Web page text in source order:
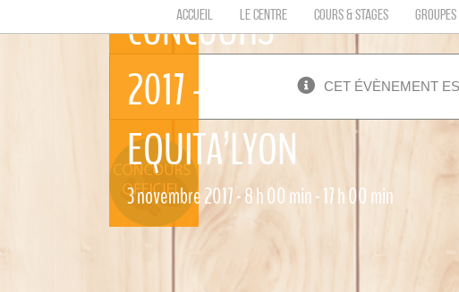
ACCUEIL LE CENTRE COURS & STAGES GROUPES
CET ÉVÈNEMENT
CONCOURS
2017 –
EQUITA’LYON
3 novembre 2017 - 8 h 00 min-17 h 00 min